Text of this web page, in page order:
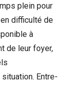
plein pour
difficulté de
à
de leur foyer,
Entre-